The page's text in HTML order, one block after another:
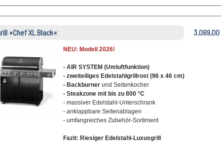
»Chef XL Black« 3.089,00
NEU: Modell 2026!
- AIR SYSTEM (Umluftfunktion)
- zweiteiliges Edelstahlgrillrost (96 x 46 cm)
- Backburnerund Seitenkocher
- Steakzone mit bis zu 800 °C
- massiver Edelstahl-Unterschrank
- anklappbare Seitenablagen
- umfangreiches Zubehör-Sortiment
Fazit: Riesiger Edelstahl-Luxusgrill